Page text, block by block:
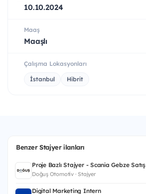
10.10.2024
Maaş
Maaşlı
Çalışma Lokasyonları
İstanbul Hibrit
Benzer Stajyer ilanları
Proje Bazlı Stajyer - Scania Gebze Satış
Doğuş Otomotiv · Stajyer
Digital Marketing Intern